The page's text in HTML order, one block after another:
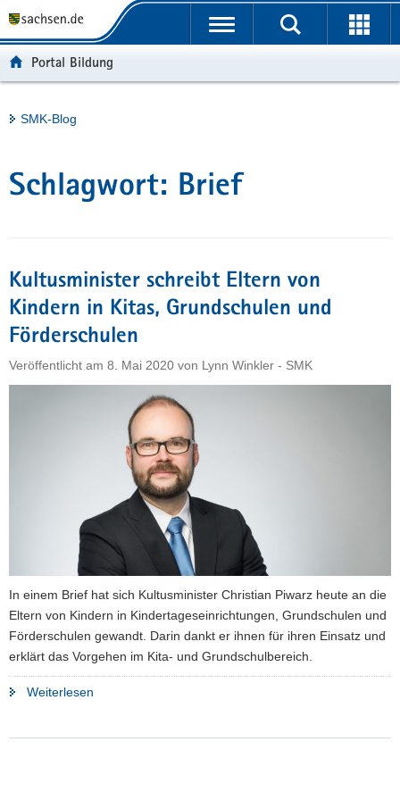
t
e
r
i
f
e
n
u
h
a
e
v
e
Portalübergreifende
Portal Bildung
Hauptinhalt
SMK-Blog
Schlagwort: Brief
Kultusminister schreibt Eltern von
Kindern in Kitas, Grundschulen und
Förderschulen
Veröffentlicht am 8. Mai 2020 von Lynn Winkler - SMK
In einem Brief hat sich Kultusminister Christian Piwarz heute an die
Eltern von Kindern in Kindertageseinrichtungen, Grundschulen und
Förderschulen gewandt. Darin dankt er ihnen für ihren Einsatz und
erklärt das Vorgehen im Kita- und Grundschulbereich.
Weiterlesen